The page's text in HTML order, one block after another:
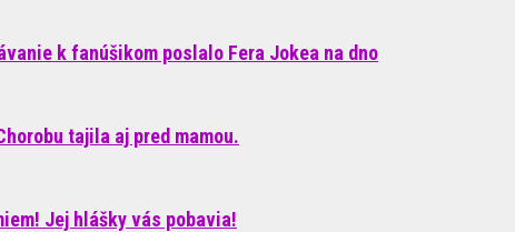
k fanúšikom poslalo Fera Jokea na dno
tajila aj pred mamou.
Jej hlášky vás pobavia!